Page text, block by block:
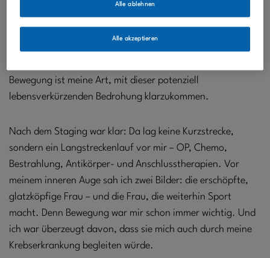
Leben auf den Kopf. Schockstarre, Todesangst und
unbändige Lebenslust wechselten sich ab. Und auch wenn
ich wie gelähmt war, zog es mich hinaus in den Wald.
Bewegung ist meine Art, mit dieser potenziell
lebensverkürzenden Bedrohung klarzukommen.
Nach dem Staging war klar: Da lag keine Kurzstrecke,
sondern ein Langstreckenlauf vor mir – OP, Chemo,
Bestrahlung, Antikörper- und Anschlusstherapien. Vor
meinem inneren Auge sah ich zwei Bilder: die erschöpfte,
glatzköpfige Frau – und die Frau, die weiterhin Sport
macht. Denn Bewegung war mir schon immer wichtig. Und
ich war überzeugt davon, dass sie mich auch durch meine
Krebserkrankung begleiten würde.
Alle ablehnen
Alle akzeptieren